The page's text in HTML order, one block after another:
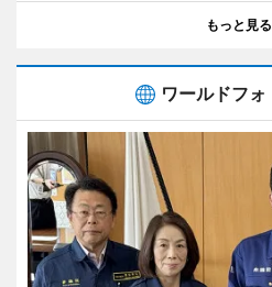
もっと見る
ワールドフ